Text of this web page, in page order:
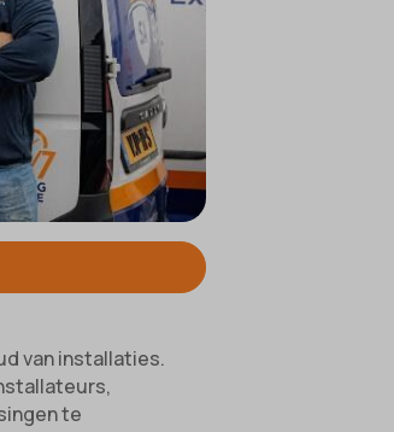
van installaties.
te